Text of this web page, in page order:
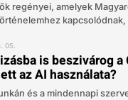
regényei, amelyek
05.
is beszivárog a
az AI használata?
és a mindennapi